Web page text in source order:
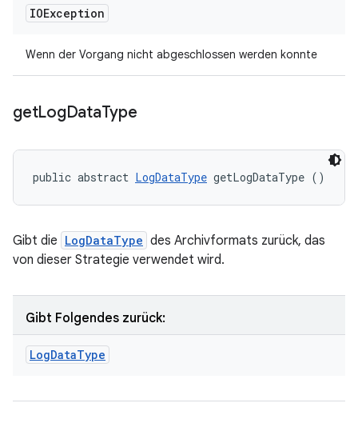
IOException
Wenn der Vorgang nicht abgeschlossen werden konnte
getLogDataType
public abstract LogDataType getLogDataType ()
Gibt die LogDataType des Archivformats zurück, das
von dieser Strategie verwendet wird.
Gibt Folgendes zurück:
LogDataType